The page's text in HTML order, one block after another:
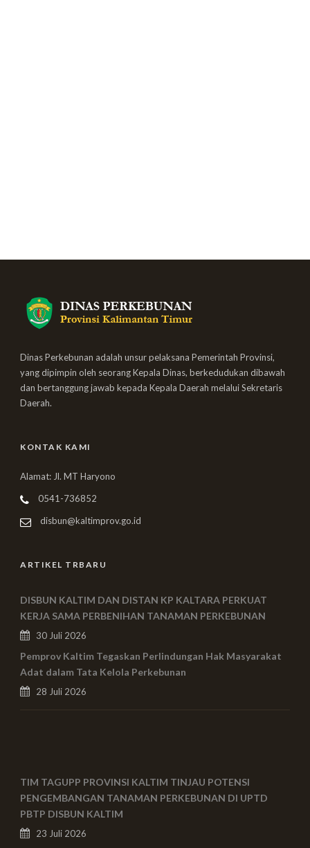
Dinas Perkebunan adalah unsur pelaksana Pemerintah Provinsi,
yang dipimpin oleh seorang Kepala Dinas, berkedudukan dibawah
dan bertanggung jawab kepada Kepala Daerah melalui Sekretaris
Daerah.
KONTAK KAMI
Alamat: Jl. MT Haryono
0541-736852
disbun@kaltimprov.go.id
ARTIKEL TRBARU
DISBUN KALTIM DAN DISTAN KP KALTARA PERKUAT
KERJA SAMA PERBENIHAN TANAMAN PERKEBUNAN
30 Juli 2026
Pemprov Kaltim Tegaskan Perlindungan Hak Masyarakat
Adat dalam Tata Kelola Perkebunan
28 Juli 2026
TIM TAGUPP PROVINSI KALTIM TINJAU POTENSI
PENGEMBANGAN TANAMAN PERKEBUNAN DI UPTD
PBTP DISBUN KALTIM
23 Juli 2026